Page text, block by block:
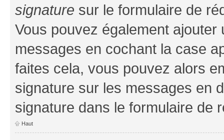
signature sur le formulaire de
Vous pouvez également
messages en cochant la case
faites cela, vous pouvez alors
signature sur les messages en
signature dans le formulaire de
Haut